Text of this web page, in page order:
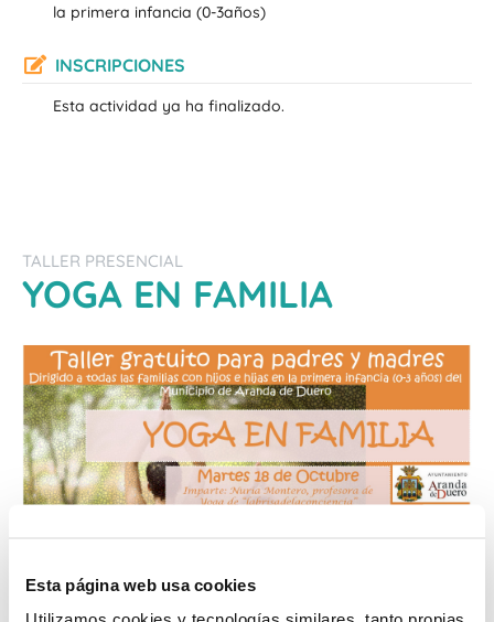
Esta página web usa cookies
la primera infancia (0-3años)
INSCRIPCIONES
Esta actividad ya ha finalizado.
TALLER PRESENCIAL
YOGA EN FAMILIA